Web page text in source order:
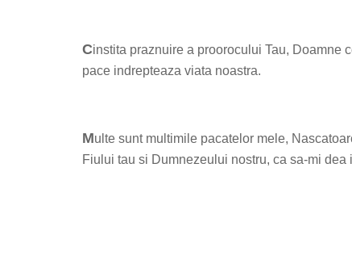
Cinstita praznuire a proorocului Tau, Doamne
pace indrepteaza viata noastra.
Multe sunt multimile pacatelor mele,
Fiului tau si Dumnezeului nostru, ca sa-mi